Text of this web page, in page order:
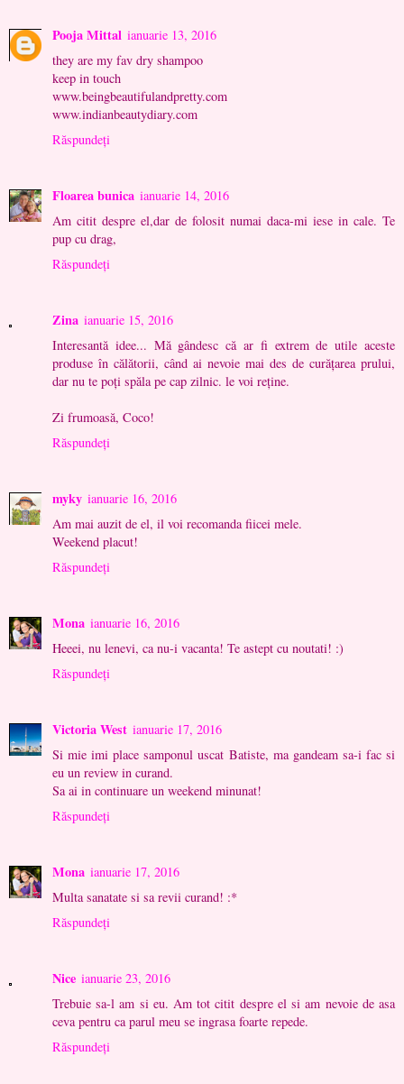
Pooja Mittal ianuarie 13, 2016
they are my fav dry shampoo
keep in touch
www.beingbeautifulandpretty.com
www.indianbeautydiary.com
Răspundeți
Floarea bunica ianuarie 14, 2016
Am citit despre el,dar de folosit numai daca-mi iese in cale. Te
pup cu drag,
Răspundeți
Zina ianuarie 15, 2016
Interesantă idee... Mă gândesc că ar fi extrem de utile aceste
produse în călătorii, când ai nevoie mai des de curățarea prului,
dar nu te poți spăla pe cap zilnic. le voi reține.
Zi frumoasă, Coco!
Răspundeți
myky ianuarie 16, 2016
Am mai auzit de el, il voi recomanda fiicei mele.
Weekend placut!
Răspundeți
Mona ianuarie 16, 2016
Heeei, nu lenevi, ca nu-i vacanta! Te astept cu noutati! :)
Răspundeți
Victoria West ianuarie 17, 2016
Si mie imi place samponul uscat Batiste, ma gandeam sa-i fac si
eu un review in curand.
Sa ai in continuare un weekend minunat!
Răspundeți
Mona ianuarie 17, 2016
Multa sanatate si sa revii curand! :*
Răspundeți
Nice ianuarie 23, 2016
Trebuie sa-l am si eu. Am tot citit despre el si am nevoie de asa
ceva pentru ca parul meu se ingrasa foarte repede.
Răspundeți